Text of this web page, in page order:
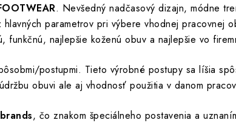
. Nevšedný nadčasový dizajn, módne
parametrov pri výbere vhodnej pracovnej
funkčnú, najlepšie koženú obuv a najlepšie vo
postupmi. Tieto výrobné postupy sa líšia
obuvi ale aj vhodnosť použitia v danom
, čo znakom špeciálneho postavenia a